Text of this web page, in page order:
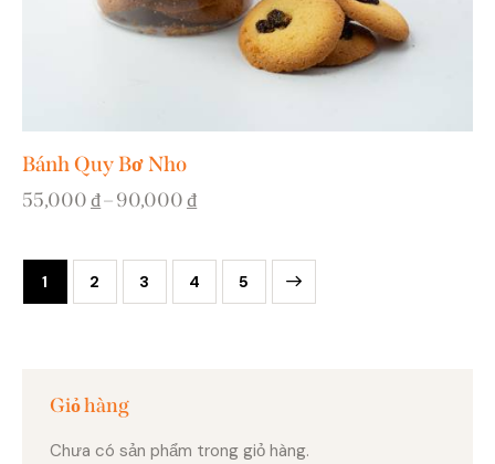
Bánh Quy Bơ Nho
55,000₫–90,000₫
1 2 3 4 5
→
Giỏ hàng
Chưa có sản phẩm trong giỏ hàng.